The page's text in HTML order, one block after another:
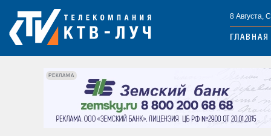
8 Августа,
ГЛАВНАЯ
РЕКЛАМА